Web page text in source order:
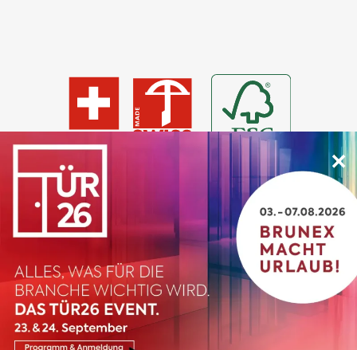
×
© 2026 BRUNEX
AGB Datenschutz
Kontakt
Cookie Einstellungen
designed & developed by